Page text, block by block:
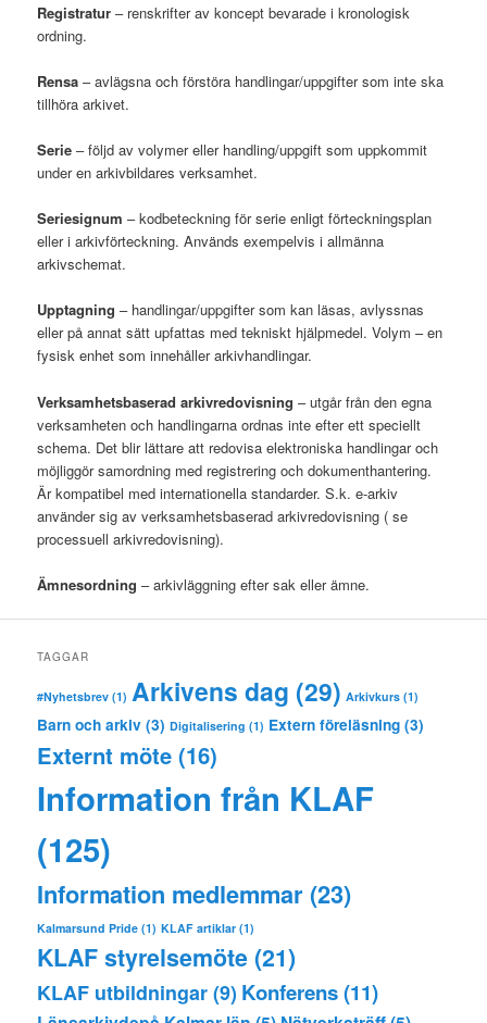
Registratur – renskrifter av koncept bevarade i kronologisk
ordning.
Rensa – avlägsna och förstöra handlingar/uppgifter som inte ska
tillhöra arkivet.
Serie– följd av volymer eller handling/uppgift som uppkommit
under en arkivbildares verksamhet.
Seriesignum – kodbeteckning för serie enligt förteckningsplan
eller i arkivförteckning. Används exempelvis i allmänna
arkivschemat.
Upptagning – handlingar/uppgifter som kan läsas, avlyssnas
eller på annat sätt upfattas med tekniskt hjälpmedel. Volym – en
fysisk enhet som innehåller arkivhandlingar.
Verksamhetsbaserad arkivredovisning– utgår från den egna
verksamheten och handlingarna ordnas inte efter ett speciellt
schema. Det blir lättare att redovisa elektroniska handlingar och
möjliggör samordning med registrering och dokumenthantering.
Är kompatibel med internationella standarder. S.k. e-arkiv
använder sig av verksamhetsbaserad arkivredovisning ( se
processuell arkivredovisning).
Ämnesordning – arkivläggning efter sak eller ämne.
TAGGAR
#Nyhetsbrev (1) Arkivens dag (29) Arkivkurs (1)
Barn och arkiv (3) Digitalisering (1) Extern föreläsning (3)
Externt möte (16)
Information från KLAF
(125)
Information medlemmar (23)
Kalmarsund Pride (1) KLAF artiklar (1)
KLAF styrelsemöte(21)
KLAF utbildningar(9) Konferens(11)